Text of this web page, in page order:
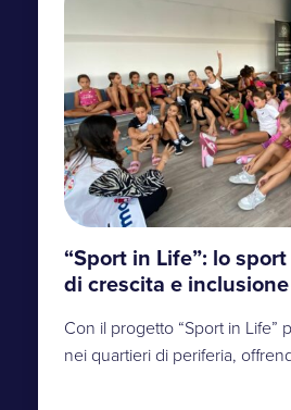
“Sport in Life”: lo
di crescita e inclusione
Con il progetto “Sport in Life”
nei quartieri di periferia,